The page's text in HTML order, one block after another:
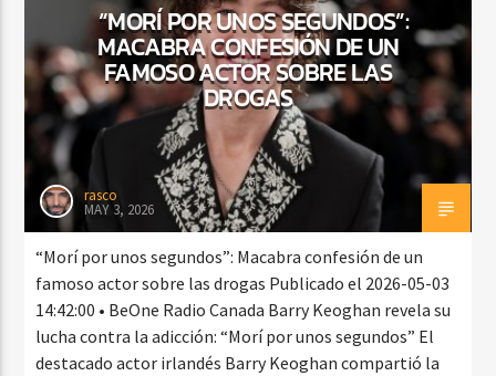
“MORÍ POR UNOS SEGUNDOS”:
MACABRA CONFESIÓN DE UN
FAMOSO ACTOR SOBRE LAS
DROGAS
rasco
MAY 3, 2026
“Morí por unos segundos”: Macabra confesión de un
famoso actor sobre las drogas Publicado el 2026-05-03
14:42:00 • BeOne Radio Canada Barry Keoghan revela su
lucha contra la adicción: “Morí por unos segundos” El
destacado actor irlandés Barry Keoghan compartió la